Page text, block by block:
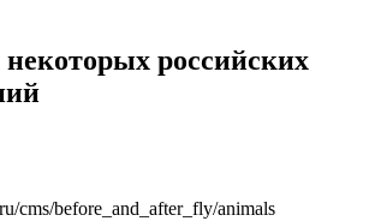
российских
cms/before_and_after_fly/animals